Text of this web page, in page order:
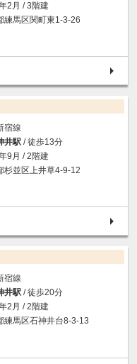
2月 / 3階建
練馬区関町東1-3-26
宿線
井駅 / 徒歩13分
9月 / 2階建
杉並区上井草4-9-12
宿線
井駅 / 徒歩20分
2月 / 2階建
練馬区石神井台8-3-13